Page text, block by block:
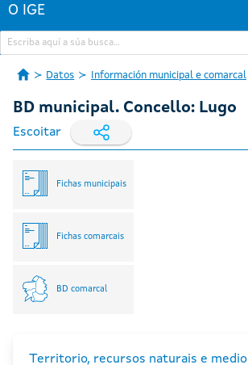
O IGE
Datos Información municipal e comarcal
BD municipal. Concello: Lugo
Escoitar
Fichas municipais
Fichas comarcais
BD comarcal
Territorio, recursos naturais e